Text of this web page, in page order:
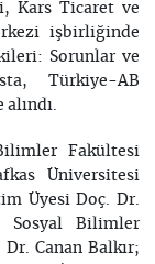
Kars Ticaret ve
işbirliğinde
Sorunlar ve
Türkiye-AB
Fakültesi
Üniversitesi
Üyesi Doç. Dr.
Sosyal Bilimler
Canan Balkır;